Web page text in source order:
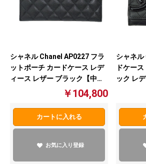
シャネル Chanel AP0227 フラ
ットポーチ カードケース レデ
ィース レザー ブラック【中
￥104,800
カートに入れる
お気に入り登録
シャネ
ドケー
ック レ